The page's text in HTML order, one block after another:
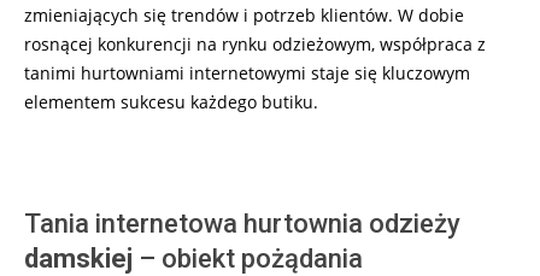
zmieniających się trendów i potrzeb klientów. W dobie
rosnącej konkurencji na rynku odzieżowym, współpraca z
tanimi hurtowniami internetowymi staje się kluczowym
elementem sukcesu każdego butiku.
Tania internetowa hurtownia odzieży
damskiej – obiekt pożądania